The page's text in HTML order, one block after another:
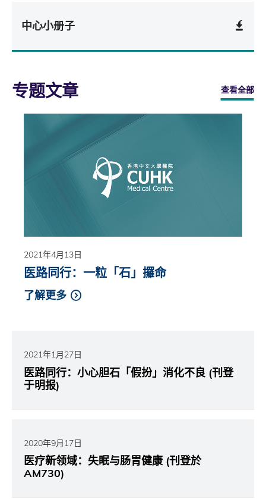
中心小册子
专题文章 查看全部
2021年4月13日
医路同行：一粒「石」攞命
了解更多
2021年1月27日
医路同行：小心胆石「假扮」消化不良 (刊登
于明报)
2020年9月17日
医疗新领域：失眠与肠胃健康 (刊登於
AM730)